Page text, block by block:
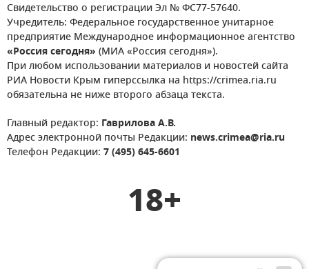
Свидетельство о регистрации Эл № ФС77-57640.
Учредитель: Федеральное государственное унитарное
предприятие Международное информационное агентство
«Россия сегодня» (МИА «Россия сегодня»).
При любом использовании материалов и новостей сайта
РИА Новости Крым гиперссылка на https://crimea.ria.ru
обязательна не ниже второго абзаца текста.
Главный редактор: Гаврилова А.В.
Адрес электронной почты Редакции: news.crimea@ria.ru
Телефон Редакции: 7 (495) 645-6601
18+